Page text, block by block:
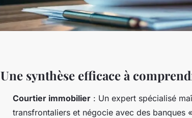
Une synthèse efficace à
Courtier immobilier : Un expert spécialisé
transfrontaliers et négocie avec des banques